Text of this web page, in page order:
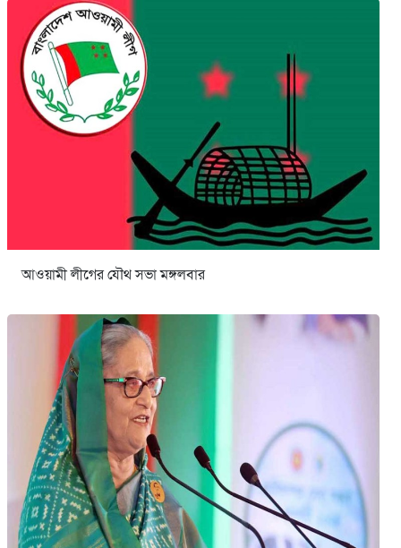
আওয়ামী লীগের যৌথ সভা মঙ্গলবার